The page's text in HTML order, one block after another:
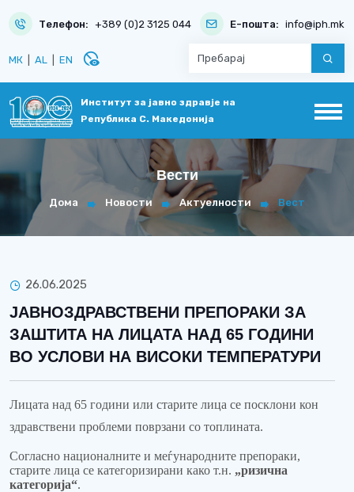
Телефон: +389 (0)2 3125 044 Е-пошта: info@iph.mk
МК AL EN disabled_visible
Институт за јавно здравје на
Република С. Македонија
Вести
Дома Новости Актуелности Вест
26.06.2025
ЈАВНОЗДРАВСТВЕНИ ПРЕПОРАКИ ЗА
ЗАШТИТА НА ЛИЦАТА НАД 65 ГОДИНИ
ВО УСЛОВИ НА ВИСОКИ ТЕМПЕРАТУРИ
Лицата над 65 години или старите лица се посклони кон
здравствени проблеми поврзани со топлината.
Согласно националните и меѓународните препораки,
старите лица се категоризирани како т.н. „ризична
категорија“.